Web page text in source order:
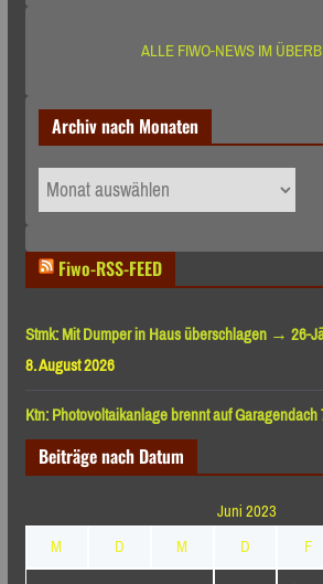
ALLE FIWO-NEWS IM
Archiv nach Monaten
Archiv
nach
Fiwo-RSS-FEED
Stmk: Mit Dumper in Haus überschlagen → 26-
8. August 2026
Ktn: Photovoltaikanlage brennt auf Garagendach
Beiträge nach Datum
Juni 2023
M
D M D F